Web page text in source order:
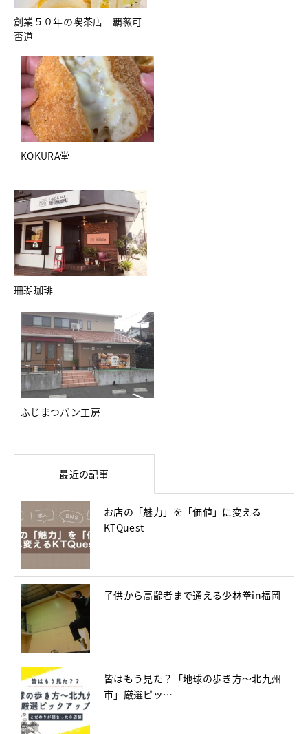
創業５０年の喫茶店 覇薇可
否道
KOKURA堂
珊瑚珈琲
ふじまつパン工房
最近の記事
お店の「魅力」を「価値」に変える
KTQuest
子供から高齢者まで通える少林拳in福岡
皆はもう見た？「地球の歩き方～北九州
市」厳選ピッ…